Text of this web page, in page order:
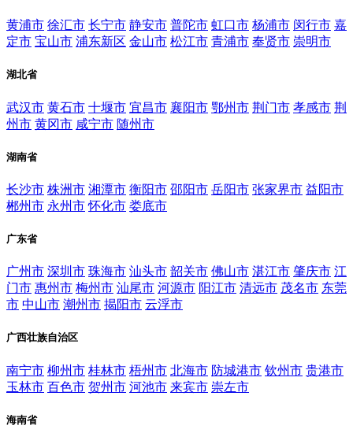
黄浦市 徐汇市 长宁市 静安市 普陀市 虹口市 杨浦市 闵行市 嘉
定市 宝山市 浦东新区 金山市 松江市 青浦市 奉贤市 崇明市
湖北省
武汉市 黄石市 十堰市 宜昌市 襄阳市 鄂州市 荆门市 孝感市 荆
州市 黄冈市 咸宁市 随州市
湖南省
长沙市 株洲市 湘潭市 衡阳市 邵阳市 岳阳市 张家界市 益阳市
郴州市 永州市 怀化市 娄底市
广东省
广州市 深圳市 珠海市 汕头市 韶关市 佛山市 湛江市 肇庆市 江
门市 惠州市 梅州市 汕尾市 河源市 阳江市 清远市 茂名市 东莞
市 中山市 潮州市 揭阳市 云浮市
广西壮族自治区
南宁市 柳州市 桂林市 梧州市 北海市 防城港市 钦州市 贵港市
玉林市 百色市 贺州市 河池市 来宾市 崇左市
海南省